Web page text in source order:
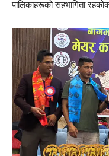
पालिकाहरूको सहभागिता